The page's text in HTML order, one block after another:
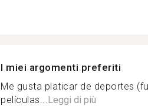
I miei argomenti preferiti
Me gusta platicar de deportes
películas...Leggi di più